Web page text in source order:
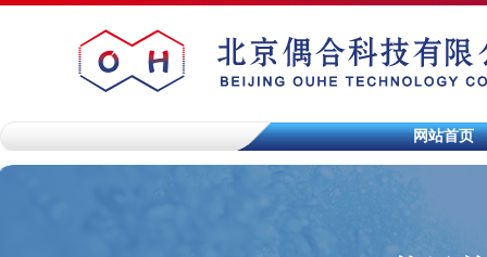
网站首页